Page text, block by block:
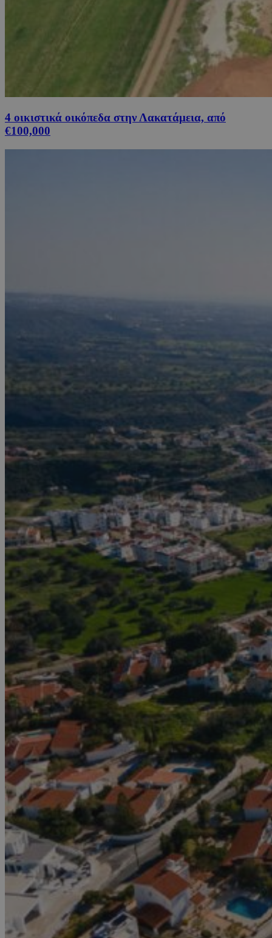
4 οικιστικά οικόπεδα στην Λακατάμεια, από
€100,000